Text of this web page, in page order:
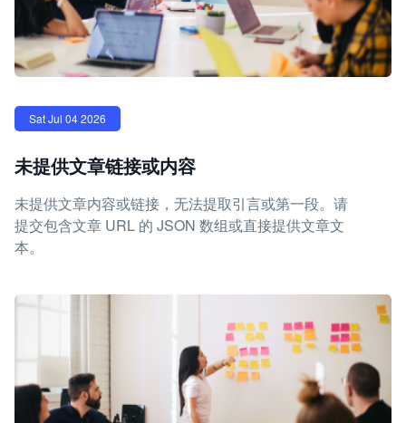
Sat Jul 04 2026
未提供文章链接或内容
未提供文章内容或链接，无法提取引言或第一段。请
提交包含文章 URL 的 JSON 数组或直接提供文章文
本。